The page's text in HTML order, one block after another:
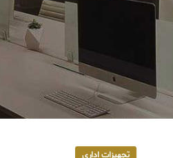
تجهیزات اداری